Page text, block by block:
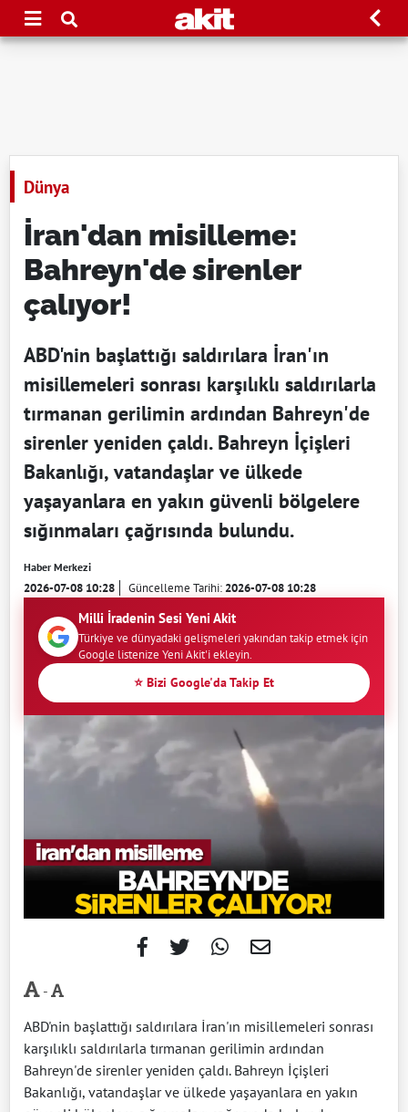
Dünya
İran'dan misilleme:
Bahreyn'de sirenler
çalıyor!
ABD'nin başlattığı saldırılara İran'ın
misillemeleri sonrası karşılıklı saldırılarla
tırmanan gerilimin ardından Bahreyn'de
sirenler yeniden çaldı. Bahreyn İçişleri
Bakanlığı, vatandaşlar ve ülkede
yaşayanlara en yakın güvenli bölgelere
sığınmaları çağrısında bulundu.
Haber Merkezi
2026-07-08 10:28 Güncelleme Tarihi:2026-07-08 10:28
Milli İradenin Sesi Yeni Akit
Türkiye ve dünyadaki gelişmeleri yakından takip etmek için
Google listenize Yeni Akit'i ekleyin.
⭐ Bizi Google'da Takip Et
-
ABD'nin başlattığı saldırılara İran'ın misillemeleri sonrası
karşılıklı saldırılarla tırmanan gerilimin ardından
Bahreyn'de sirenler yeniden çaldı. Bahreyn İçişleri
Bakanlığı, vatandaşlar ve ülkede yaşayanlara en yakın